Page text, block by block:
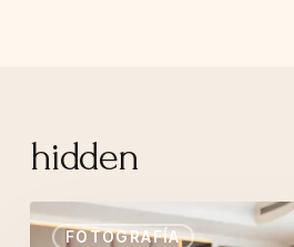
hidden
FOTOGRAFÍA